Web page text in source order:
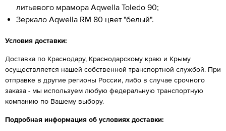
литьевого мрамора Aqwella Toledo 90;
Зеркало Aqwella RM 80 цвет "белый".
Условия доставки:
Доставка по Краснодару, Краснодарскому краю и Крыму
осуществляется нашей собственной транспортной службой. При
отправке в другие регионы России, либо в случае срочного
заказа - мы используем любую федеральную транспортную
компанию по Вашему выбору.
Подробная информация об условиях доставки: